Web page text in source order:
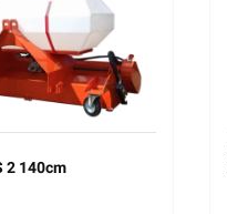
Zamiatarka MTS 2 140cm